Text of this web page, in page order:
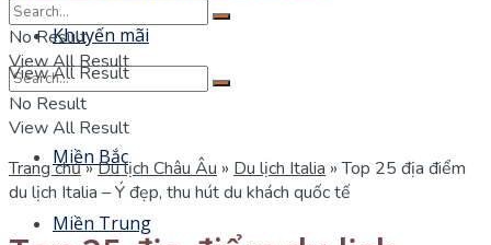
Sự kiện
Khuyến mãi
No Result
View All Result
No Result
View All Result
Miền Bắc
Miền Trung
No Result
View All Result
Trang chủ»Du lịch Châu Âu » Du lịch Italia »Top 25 địa điểm
du lịch Italia – Ý đẹp, thu hút du khách quốc tế